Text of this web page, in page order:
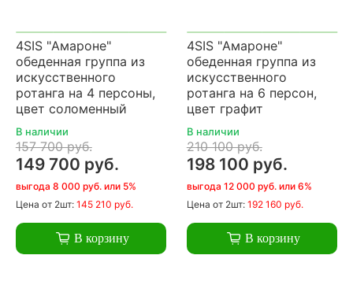
4SIS "Амароне"
обеденная группа из
искусственного
ротанга на 4 персоны,
цвет соломенный
В наличии
157 700 руб.
149 700 руб.
выгода 8 000 руб. или 5%
Цена от 2шт: 145 210 руб.
В корзину
4SIS "Амароне"
обеденная группа из
искусственного
ротанга на 6 персон,
цвет графит
В наличии
210 100 руб.
198 100 руб.
выгода 12 000 руб. или 6%
Цена от 2шт: 192 160 руб.
В корзину